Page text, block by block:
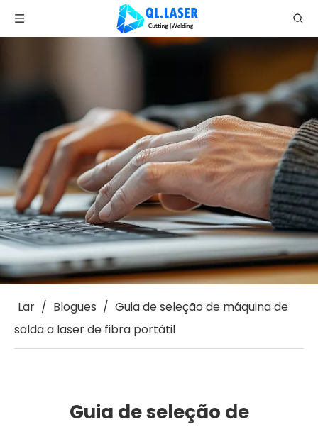
Lar / Blogues / Guia de seleção de máquina de
solda a laser de fibra portátil
Guia de seleção de